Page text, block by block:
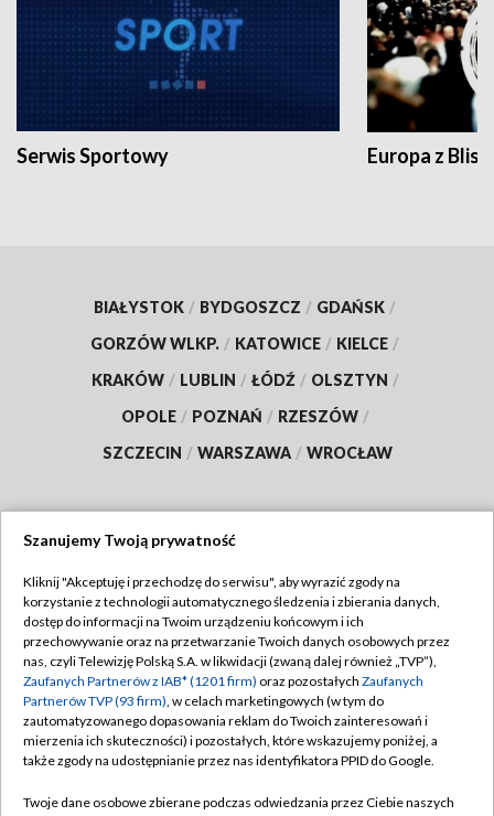
Serwis Sportowy Europa z
BIAŁYSTOK / BYDGOSZCZ / GDAŃSK /
GORZÓW WLKP. / KATOWICE / KIELCE /
KRAKÓW / LUBLIN / ŁÓDŹ / OLSZTYN /
OPOLE / POZNAŃ / RZESZÓW /
SZCZECIN / WARSZAWA / WROCŁAW
TVP
Abonament TVP
Emisja w TVP
Centrum informacji TVP
Naziemna Telewizja Cyfrowa
Regulamin TVP
Polityka prywatności
Moje zgody
Pomoc
Szanujemy Twoją prywatność
Kliknij "Akceptuję i przechodzę do serwisu", aby wyrazić zgody na
korzystanie z technologii automatycznego śledzenia i zbierania danych,
dostęp do informacji na Twoim urządzeniu końcowym i ich
przechowywanie oraz na przetwarzanie Twoich danych osobowych przez
nas, czyli Telewizję Polską S.A. w likwidacji (zwaną dalej również „TVP”),
Zaufanych Partnerów z IAB* (1201 firm) oraz pozostałych Zaufanych
Partnerów TVP (93 firm), w celach marketingowych (w tym do
zautomatyzowanego dopasowania reklam do Twoich zainteresowań i
mierzenia ich skuteczności) i pozostałych, które wskazujemy poniżej, a
także zgody na udostępnianie przez nas identyfikatora PPID do Google.
Twoje dane osobowe zbierane podczas odwiedzania przez Ciebie naszych